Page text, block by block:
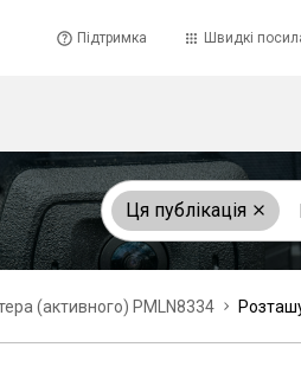
Підтримка Швидкі
Ця публікація
(активного) PMLN8334